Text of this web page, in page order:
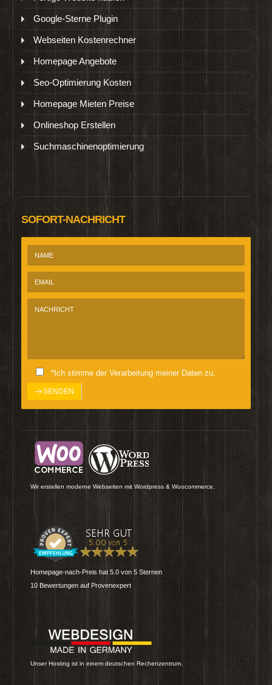
Google-Sterne Plugin
Webseiten Kostenrechner
Homepage Angebote
Seo-Optimierung Kosten
Homepage Mieten Preise
Onlineshop Erstellen
Suchmaschinenoptimierung
SOFORT-NACHRICHT
*Ich stimme der Verarbeitung meiner Daten zu.
Wir erstellen moderne Webseiten mit Wordpress & Woocommerce.
Homepage-nach-Preis hat 5.0 von 5 Sternen
10 Bewertungen auf Provenexpert
Unser Hosting ist in einem deutschen Rechenzentrum.